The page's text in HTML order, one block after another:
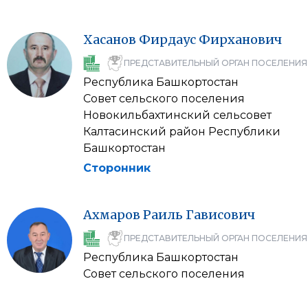
Хасанов Фирдаус Фирханович
ПРЕДСТАВИТЕЛЬНЫЙ ОРГАН ПОСЕЛЕНИЯ
Республика Башкортостан
Совет сельского поселения
Новокильбахтинский сельсовет
Калтасинский район Республики
Башкортостан
Сторонник
Ахмаров Раиль Гависович
ПРЕДСТАВИТЕЛЬНЫЙ ОРГАН ПОСЕЛЕНИЯ
Республика Башкортостан
Совет сельского поселения